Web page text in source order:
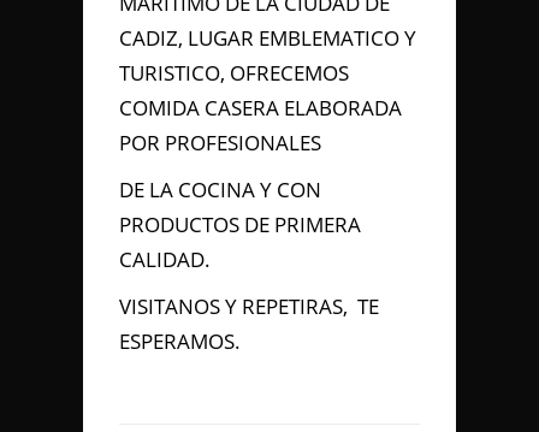
CADIZ, LUGAR EMBLEMATICO Y
TURISTICO, OFRECEMOS
COMIDA CASERA ELABORADA
POR PROFESIONALES
DE LA COCINA Y CON
PRODUCTOS DE PRIMERA
CALIDAD.
VISITANOS Y REPETIRAS, TE
ESPERAMOS.
Información de
Contacto
PASEO MARITIMO Nº 28, Cádiz,
Cádiz
juandediosgil@hotmail.com